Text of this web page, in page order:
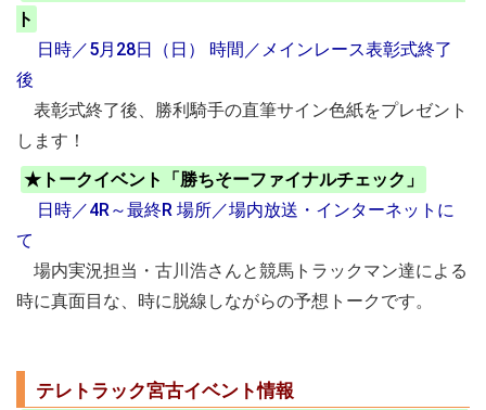
ト
日時／5月28日（日） 時間／メインレース表彰式終了
後
表彰式終了後、勝利騎手の直筆サイン色紙をプレゼント
します！
★トークイベント「勝ちそーファイナルチェック」
日時／4R～最終R 場所／場内放送・インターネットに
て
場内実況担当・古川浩さんと競馬トラックマン達による
時に真面目な、時に脱線しながらの予想トークです。
テレトラック宮古イベント情報